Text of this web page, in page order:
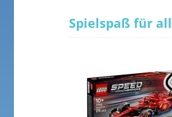
Spielspaß für